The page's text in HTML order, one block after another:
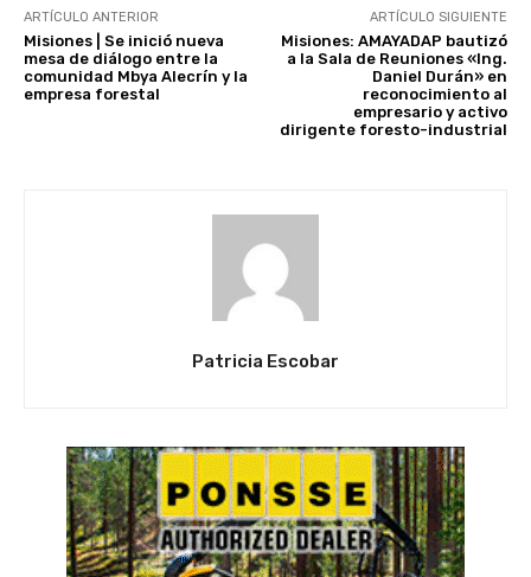
ARTÍCULO ANTERIOR
Misiones | Se inició nueva
mesa de diálogo entre la
comunidad Mbya Alecrín y la
empresa forestal
ARTÍCULO SIGUIENTE
Misiones: AMAYADAP bautizó
a la Sala de Reuniones «Ing.
Daniel Durán» en
reconocimiento al
empresario y activo
dirigente foresto-industrial
Patricia Escobar